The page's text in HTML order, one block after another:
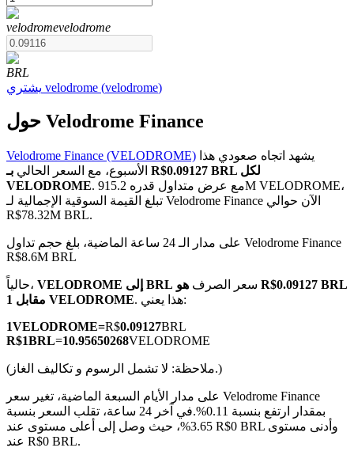
العقود الآجلة لـ COIN-M
العقود الآجلة للعملات المشفرة
TradFi
مشتقات الأسهم والعملات الأجنبية والمعادن الثمينة والسلع
velodromevelodrome
BRL
يشتري velodrome (velodrome)
حول Velodrome Finance
Velodrome Finance (VELODROME)
الأسبوع، مع السعر الحالي بـ R$0.09127 BRL لكل
VELODROME. مع عرض متداول قدره 915.2M VELODROME،
تبلغ القيمة السوقية الإجمالية لـ Velodrome Finance الآن حوالي
R$78.32M BRL.
على مدار الـ 24 ساعة الماضية، بلغ حجم تداول Velodrome Finance
R$8.6M BRL
حالياً، VELODROME إلى BRL سعر الصرف هو R$0.09127 BRL
مقابل 1 VELODROME
. هذا يعني:
1VELODROME=R$0.09127BRL
R$1BRL=10.95650268VELODROME
(ملاحظة: لا تشمل الرسوم و تكاليف الغاز.)
على مدار الأيام السبعة الماضية، تغير سعر Velodrome Finance
بمقدار ارتفع بنسبة 0.11%.
في آخر 24 ساعة، تقلب السعر بنسبة
3.65%، حيث وصل إلى أعلى مستوى عند R$0 BRL وأدنى مستوى
عند R$0 BRL.